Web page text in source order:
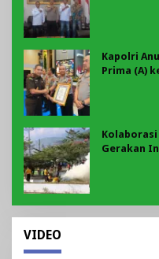
Kapolri
Prima (A)
Kolaborasi
Gerakan
VIDEO